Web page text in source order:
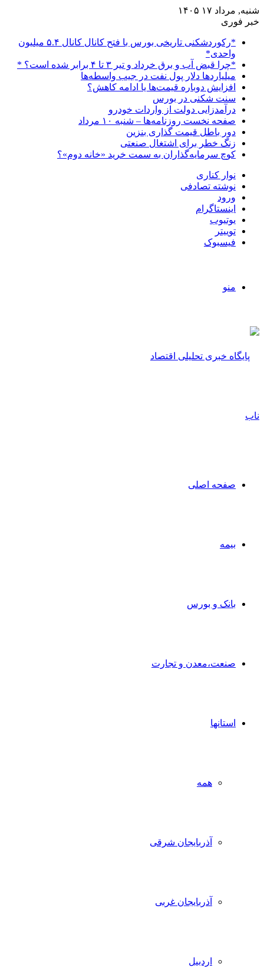
شنبه, مرداد ۱۷ ۱۴۰۵
خبر فوری
*رکوردشکنی تاریخی بورس با فتح کانال کانال ۵.۴ میلیون
واحدی*
*چرا قبض آب و برق خرداد و تیر ۳ تا ۴ برابر شده است؟ *
میلیاردها دلار پول نفت در جیب واسطه‌ها
افزایش دوباره قیمت‌ها یا ادامه کاهش؟
سنت شکنی در بورس
درآمدزایی دولت از واردات خودرو
صفحه نخست روزنامه‌ها – شنبه ۱۰ مرداد
دور باطل قیمت گذاری بنزین
زنگ خطر برای اشتغال صنعتی
کوچ سرمایه‌گذاران به سمت خرید «خانه دوم»؟
نوار کناری
نوشته تصادفی
ورود
اینستاگرام
یوتیوب
توییتر
فیسبوک
منو
صفحه اصلی
بیمه
بانک و بورس
صنعت،معدن و تجارت
استانها
همه
آذربایجان شرقی
آذربایجان غربی
اردبیل